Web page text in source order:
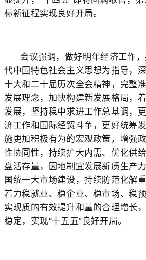
标新征程实现良好开局。
会议强调，做好明年经济工作
代中国特色社会主义思想为指导，
十大和二十届历次全会精神，完整
发展理念，加快构建新发展格局，
发展，坚持稳中求进工作总基调，
济工作和国际经贸斗争，更好统筹
施更加积极有为的宏观政策，增强
性协同性，持续扩大内需、优化供给
盘活存量，因地制宜发展新质生产
国统一大市场建设，持续防范化解重
着力稳就业、稳企业、稳市场、稳
实现质的有效提升和量的合理增长
稳定，实现“十五五”良好开局。